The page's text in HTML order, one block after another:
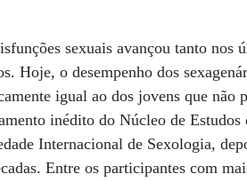
sexuais avançou tanto
Hoje, o desempenho dos
igual ao dos jovens que não
inédito do Núcleo de
Internacional de Sexologia,
Entre os participantes com